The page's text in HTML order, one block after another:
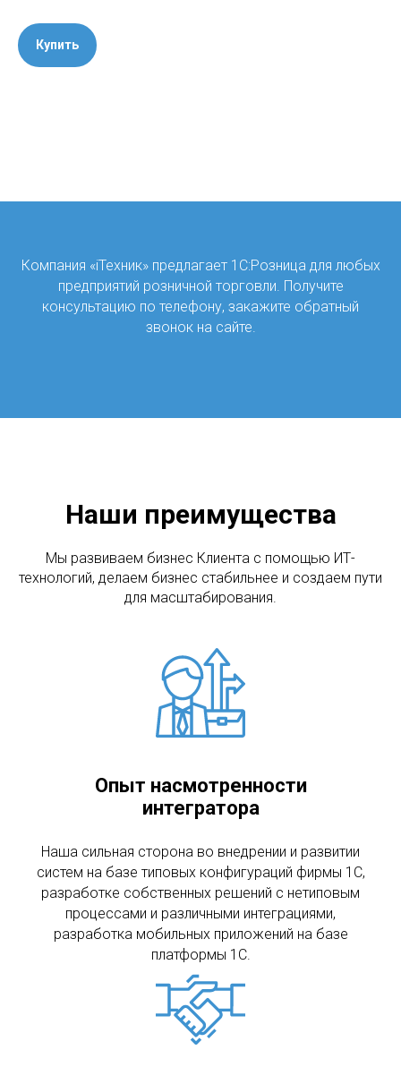
Купить
Компания «iТехник» предлагает 1С:Розница для любых
предприятий розничной торговли. Получите
консультацию по телефону, закажите обратный
звонок на сайте.
Наши преимущества
Мы развиваем бизнес Клиента с помощью ИТ-
технологий, делаем бизнес стабильнее и создаем пути
для масштабирования.
Опыт насмотренности
интегратора
Наша сильная сторона во внедрении и развитии
систем на базе типовых конфигураций фирмы 1С,
разработке собственных решений с нетиповым
процессами и различными интеграциями,
разработка мобильных приложений на базе
платформы 1С.